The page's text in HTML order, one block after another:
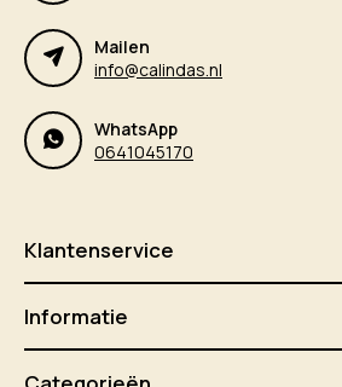
Mailen
info@calindas.nl
WhatsApp
0641045170
Klantenservice
Informatie